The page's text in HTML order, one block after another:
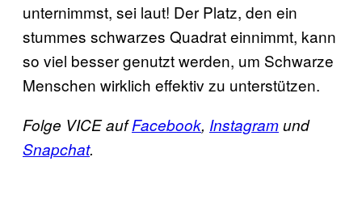
unternimmst, sei laut! Der Platz, den ein
stummes schwarzes Quadrat einnimmt, kann
so viel besser genutzt werden, um Schwarze
Menschen wirklich effektiv zu unterstützen.
Folge VICE aufFacebook, Instagramund
Snapchat.